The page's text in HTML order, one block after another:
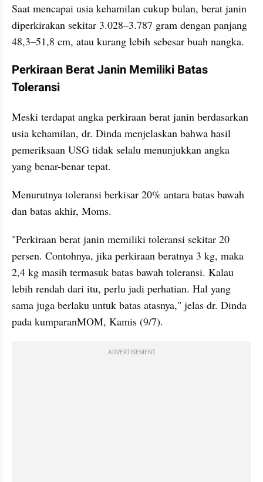
Saat mencapai usia kehamilan cukup bulan, berat janin
diperkirakan sekitar 3.028–3.787 gram dengan panjang
48,3–51,8 cm, atau kurang lebih sebesar buah nangka.
Perkiraan Berat Janin Memiliki Batas
Toleransi
Meski terdapat angka perkiraan berat janin berdasarkan
usia kehamilan, dr. Dinda menjelaskan bahwa hasil
pemeriksaan USG tidak selalu menunjukkan angka
yang benar-benar tepat.
Menurutnya toleransi berkisar 20% antara batas bawah
dan batas akhir, Moms.
"Perkiraan berat janin memiliki toleransi sekitar 20
persen. Contohnya, jika perkiraan beratnya 3 kg, maka
2,4 kg masih termasuk batas bawah toleransi. Kalau
lebih rendah dari itu, perlu jadi perhatian. Hal yang
sama juga berlaku untuk batas atasnya," jelas dr. Dinda
pada kumparanMOM, Kamis (9/7).
ADVERTISEMENT